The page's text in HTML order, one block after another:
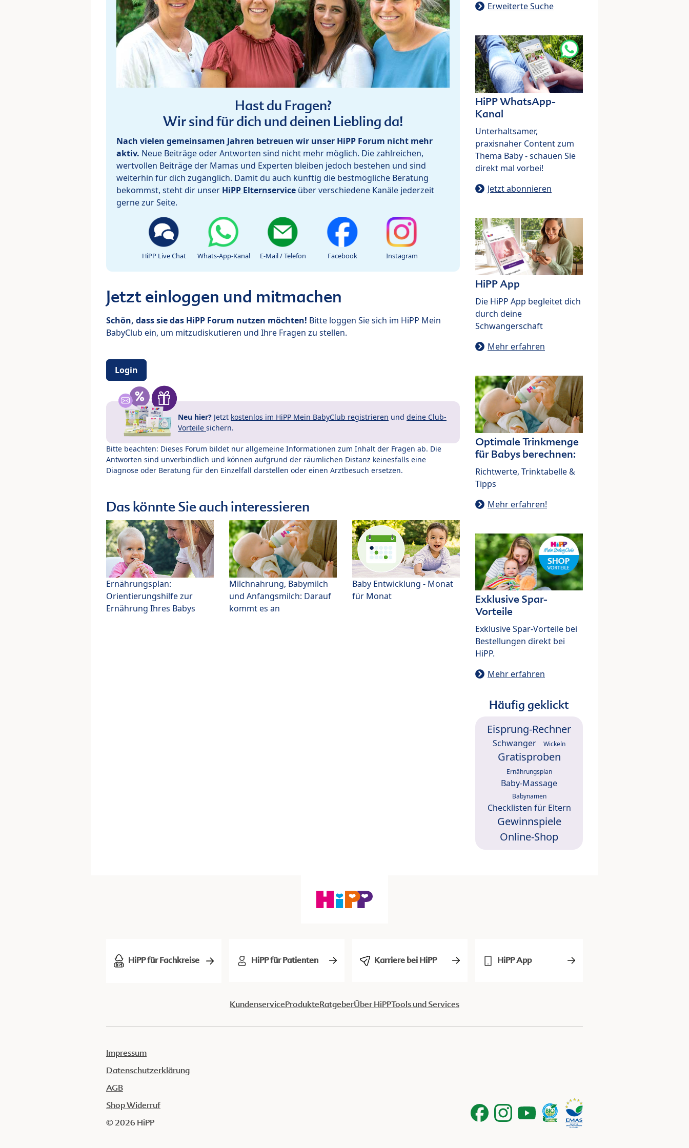
Hast du Fragen?
Wir sind für dich und deinen Liebling da!
Nach vielen gemeinsamen Jahren betreuen wir unser HiPP Forum nicht mehr
aktiv. Neue Beiträge oder Antworten sind nicht mehr möglich. Die zahlreichen,
wertvollen Beiträge der Mamas und Experten bleiben jedoch bestehen und sind
weiterhin für dich zugänglich. Damit du auch künftig die bestmögliche Beratung
bekommst, steht dir unser HiPP Elternservice über verschiedene Kanäle jederzeit
gerne zur Seite.
HiPP Live Chat Whats-App-Kanal E-Mail / Telefon Facebook Instagram
Jetzt einloggen und mitmachen
Schön, dass sie das HiPP Forum nutzen möchten! Bitte loggen Sie sich im HiPP Mein
BabyClub ein, um mitzudiskutieren und Ihre Fragen zu stellen.
Login
Neu hier? Jetzt kostenlos im HiPP Mein BabyClub registrieren und deine Club-
Vorteile sichern.
Bitte beachten: Dieses Forum bildet nur allgemeine Informationen zum Inhalt der Fragen ab. Die
Antworten sind unverbindlich und können aufgrund der räumlichen Distanz keinesfalls eine
Diagnose oder Beratung für den Einzelfall darstellen oder einen Arztbesuch ersetzen.
Das könnte Sie auch interessieren
Ernährungsplan:
Orientierungshilfe zur
Ernährung Ihres Babys
Milchnahrung, Babymilch
und Anfangsmilch: Darauf
kommt es an
Baby Entwicklung - Monat
für Monat
Erweiterte Suche
HiPP WhatsApp-
Kanal
Unterhaltsamer,
praxisnaher Content zum
Thema Baby - schauen Sie
direkt mal vorbei!
Jetzt abonnieren
HiPP App
Die HiPP App begleitet dich
durch deine
Schwangerschaft
Mehr erfahren
Optimale Trinkmenge
für Babys berechnen:
Richtwerte, Trinktabelle &
Tipps
Mehr erfahren!
Exklusive Spar-
Vorteile
Exklusive Spar-Vorteile bei
Bestellungen direkt bei
HiPP.
Mehr erfahren
Häufig geklickt
Eisprung-Rechner
Schwanger Wickeln
Gratisproben
Ernährungsplan
Baby-Massage
Babynamen
Checklisten für Eltern
Gewinnspiele
Online-Shop
HiPP für Fachkreise HiPP für Patienten Karriere bei HiPP HiPP App
KundenserviceProdukteRatgeberÜber HiPPTools und Services
Impressum
Datenschutzerklärung
AGB
Shop Widerruf
© 2026 HiPP